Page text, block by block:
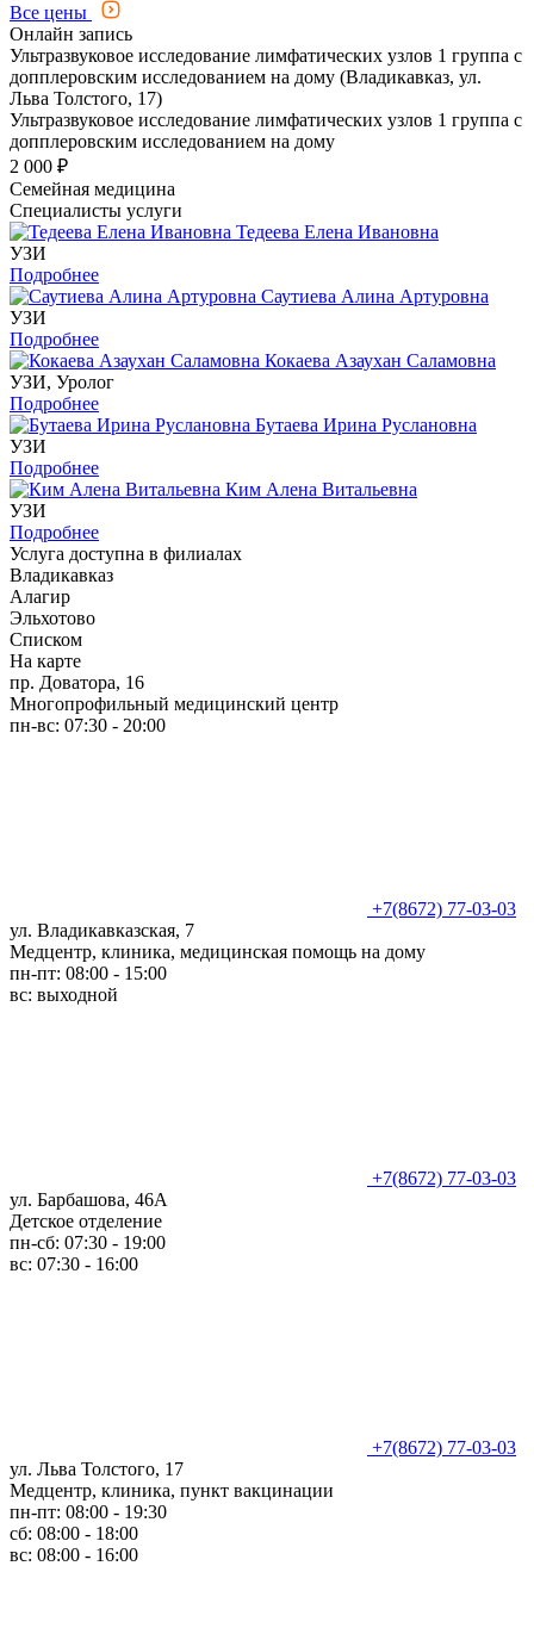
Все цены
Онлайн запись
Ультразвуковое исследование лимфатических узлов 1 группа с
допплеровским исследованием на дому (Владикавказ, ул.
Льва Толстого, 17)
Ультразвуковое исследование лимфатических узлов 1 группа с
допплеровским исследованием на дому
2 000 ₽
Семейная медицина
Специалисты услуги
Тедеева Елена Ивановна
УЗИ
Подробнее
Саутиева Алина Артуровна
УЗИ
Подробнее
Кокаева Азаухан Саламовна
УЗИ, Уролог
Подробнее
Бутаева Ирина Руслановна
УЗИ
Подробнее
Ким Алена Витальевна
УЗИ
Подробнее
Услуга доступна в филиалах
Владикавказ
Алагир
Эльхотово
Списком
На карте
пр. Доватора, 16
Многопрофильный медицинский центр
пн-вс: 07:30 - 20:00
+7(8672) 77-03-03
ул. Владикавказская, 7
Медцентр, клиника, медицинская помощь на дому
пн-пт: 08:00 - 15:00
вс: выходной
+7(8672) 77-03-03
ул. Барбашова, 46А
Детское отделение
пн-сб: 07:30 - 19:00
вс: 07:30 - 16:00
+7(8672) 77-03-03
ул. Льва Толстого, 17
Медцентр, клиника, пункт вакцинации
пн-пт: 08:00 - 19:30
сб: 08:00 - 18:00
вс: 08:00 - 16:00